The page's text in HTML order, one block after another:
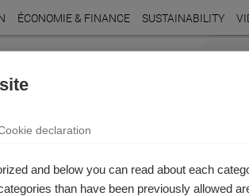
ÉCONOMIE & FINANCE SUSTAINABILITY
Est-
La
declaration
and below you can read about each
than have been previously allowed